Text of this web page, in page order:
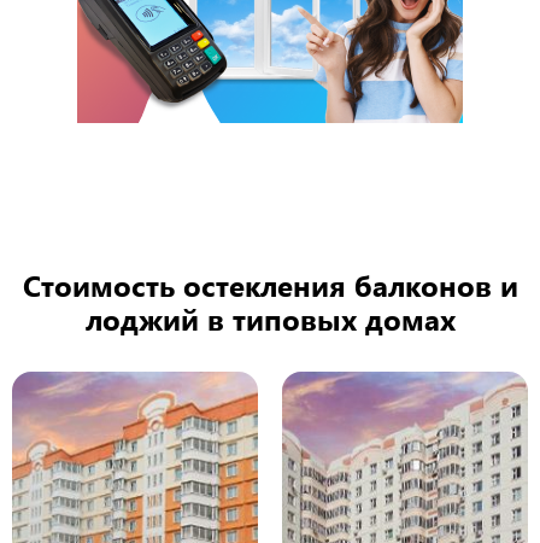
Стоимость остекления балконов и
лоджий в типовых домах